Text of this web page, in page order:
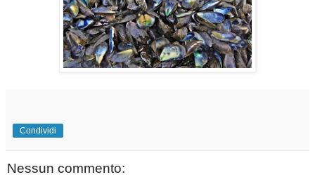
Condividi
Nessun commento: